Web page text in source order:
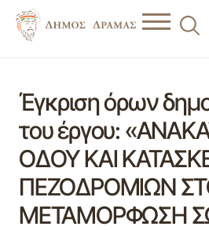
Έγκριση όρων
του έργου:
ΟΔΟΥ ΚΑΙ
ΠΕΖΟΔΡΟΜΙΩΝ
ΜΕΤΑΜΟΡΦΩΣΗ